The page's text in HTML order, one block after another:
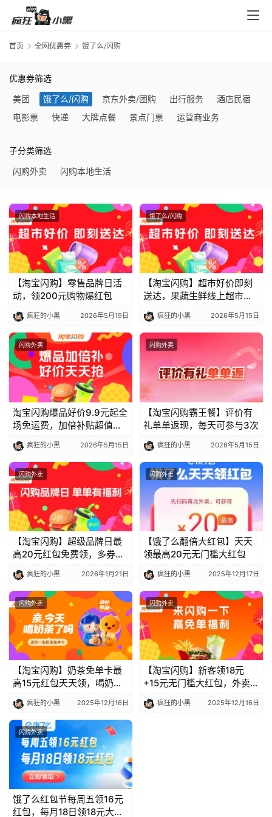
领
入
口
券
码
中
心
资
源
库
实
用
工
具
博
客
文
章
免
费
课
程
联
系
合
首页 全网优惠券 饿了么/闪购
优惠券筛选
美团
饿了么/闪购 京东外卖/团购 出行服务
酒店民宿
电影票
快递 大牌点餐 景点门票 运营商业务
子分类筛选
闪购外卖
闪购本地生活
闪购本地生活
【淘宝闪购】零售品牌日活
动，领200元购物爆红包
疯狂的小黑 2026年5月19日
饿了么/闪购
【淘宝闪购】超市好价即刻
送达，果蔬生鲜线上超市送
药上门零售品牌日限时抢
疯狂的小黑 2026年5月15日
闪购外卖
淘宝闪购爆品好价9.9元起全
场免运费，加倍补贴超值爆
疯狂的小黑 2026年5月15日
闪购外卖
【淘宝闪购霸王餐】评价有
礼单单返现，每天可参与3次
疯狂的小黑 2026年5月15日
闪购外卖
【淘宝闪购】超级品牌日最
高20元红包免费领，多券可
疯狂的小黑 2026年1月21日
闪购外卖
【饿了么翻倍大红包】天天
领最高20元无门槛大红包
疯狂的小黑 2025年12月17日
闪购外卖
【淘宝闪购】奶茶免单卡最
高15元红包天天领，喝奶茶
不花钱
疯狂的小黑 2025年12月16日
闪购外卖
【淘宝闪购】新客领18元
+15元无门槛大红包，外卖美
食超级补贴限时抢
疯狂的小黑 2025年12月16日
闪购外卖
饿了么红包节每周五领16元
红包，每月18日领18元大额